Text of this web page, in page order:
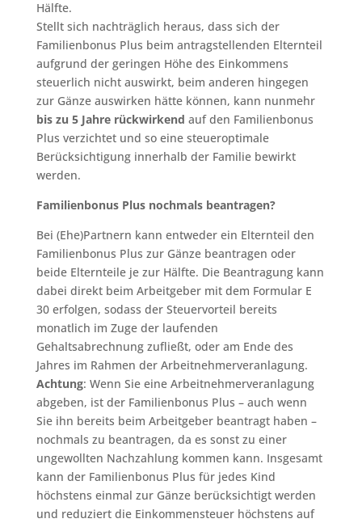
Hälfte.
Stellt sich nachträglich heraus, dass sich der
Familienbonus Plus beim antragstellenden Elternteil
aufgrund der geringen Höhe des Einkommens
steuerlich nicht auswirkt, beim anderen hingegen
zur Gänze auswirken hätte können, kann nunmehr
bis zu 5 Jahre rückwirkend auf den Familienbonus
Plus verzichtet und so eine steueroptimale
Berücksichtigung innerhalb der Familie bewirkt
werden.
Familienbonus Plus nochmals beantragen?
Bei (Ehe)Partnern kann entweder ein Elternteil den
Familienbonus Plus zur Gänze beantragen oder
beide Elternteile je zur Hälfte. Die Beantragung kann
dabei direkt beim Arbeitgeber mit dem Formular E
30 erfolgen, sodass der Steuervorteil bereits
monatlich im Zuge der laufenden
Gehaltsabrechnung zufließt, oder am Ende des
Jahres im Rahmen der Arbeitnehmerveranlagung.
Achtung: Wenn Sie eine Arbeitnehmerveranlagung
abgeben, ist der Familienbonus Plus – auch wenn
Sie ihn bereits beim Arbeitgeber beantragt haben –
nochmals zu beantragen, da es sonst zu einer
ungewollten Nachzahlung kommen kann. Insgesamt
kann der Familienbonus Plus für jedes Kind
höchstens einmal zur Gänze berücksichtigt werden
und reduziert die Einkommensteuer höchstens auf